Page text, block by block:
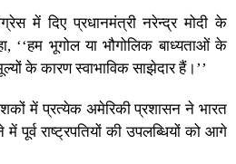
में दिए प्रधानमंत्री नरेन्द्र मोदी के
‘‘हम भूगोल या भौगोलिक बाध्यताओं के
के कारण स्वाभाविक साझेदार हैं।’’
में प्रत्येक अमेरिकी प्रशासन ने भारत
राष्ट्रपतियों की उपलब्धियों को आगे